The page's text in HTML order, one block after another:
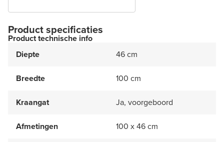
Product specificaties
Product technische info
Diepte
46 cm
Breedte 100 cm
Kraangat Ja, voorgeboord
Afmetingen 100 x 46 cm